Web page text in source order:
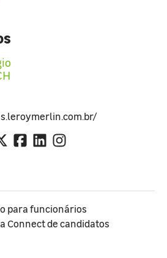
para funcionários
Connect de candidatos